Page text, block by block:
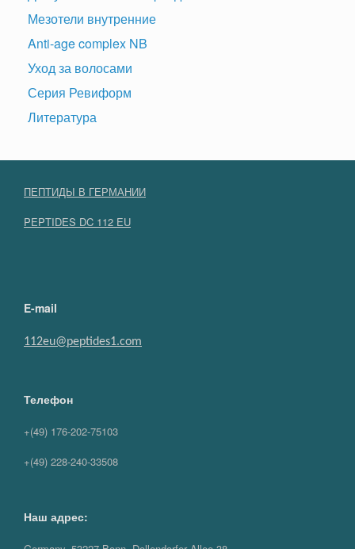
Мезотели внутренние
Anti-age complex NB
Уход за волосами
Серия Ревиформ
Литература
ПЕПТИДЫ В ГЕРМАНИИ
PEPTIDES DC 112 EU
E-mail
112eu@peptides1.com
Телефон
+(49) 176-202-75103
+(49) 228-240-33508
Наш адрес: